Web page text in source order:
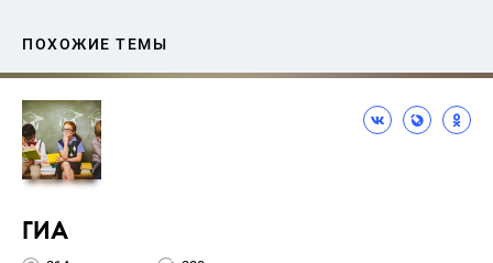
ПОХОЖИЕ ТЕМЫ
ГИА